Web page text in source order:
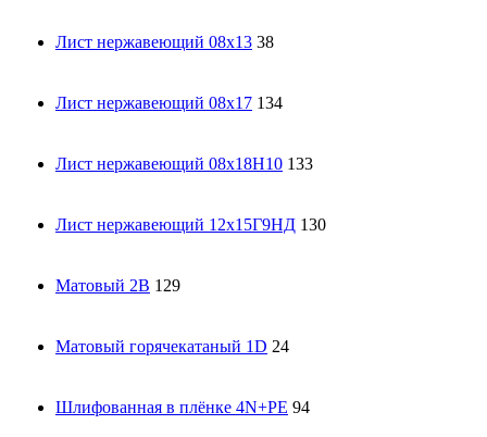
Лист нержавеющий 08х13 38
Лист нержавеющий 08х17 134
Лист нержавеющий 08х18Н10 133
Лист нержавеющий 12х15Г9НД 130
Матовый 2В 129
Матовый горячекатаный 1D 24
Шлифованная в плёнке 4N+PE 94